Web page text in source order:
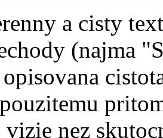
a cisty
(najma
opisovana
vizie nez